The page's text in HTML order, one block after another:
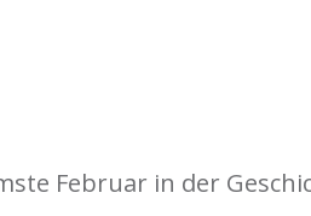
Februar in der